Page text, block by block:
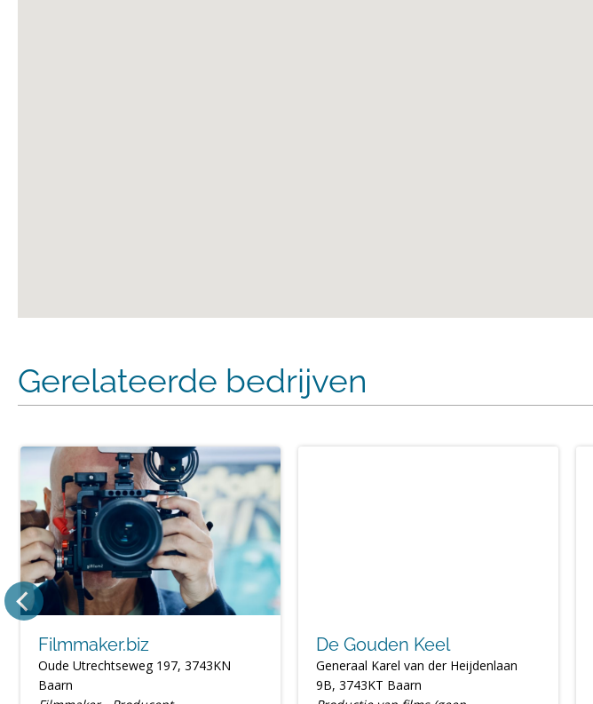
Gerelateerde bedrijven
Filmmaker.biz
Oude Utrechtseweg 197, 3743KN
Baarn
De Gouden Keel
Generaal Karel van der Heijdenlaan
9B, 3743KT Baarn